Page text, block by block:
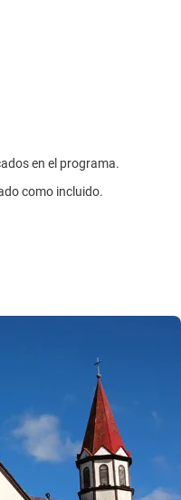
en el programa.
como incluido.